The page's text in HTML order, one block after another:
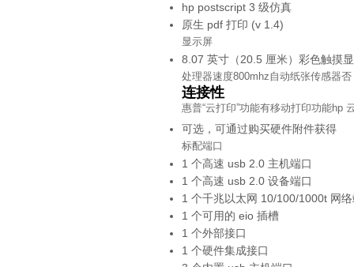
hp postscript 3 级仿真
原生 pdf 打印 (v 1.4)
显示屏
8.07 英寸（20.5 厘米）彩色触摸
处理器速度800mhz自动纸张传感器否
连接性
惠普“云打印”功能有移动打印功能hp
可选，可通过购买硬件附件获得
标配端口
1 个高速 usb 2.0 主机端口
1 个高速 usb 2.0 设备端口
1 个千兆以太网 10/100/1000t 网
1 个可用的 eio 插槽
1 个外部接口
1 个硬件集成接口